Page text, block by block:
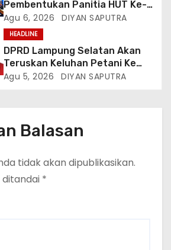
Pembentukan Panitia HUT Ke-4,
Berikut Susunan Dan Rangkaian
Kegiatannya
Agu 6, 2026 DIYAN SAPUTRA
HEADLINE
DPRD Lampung Selatan Akan
Teruskan Keluhan Petani Ke
Dinas Terkait, Minta Audit
Agu 5, 2026 DIYAN SAPUTRA
Balasan
tidak akan dipublikasikan.
ditandai *